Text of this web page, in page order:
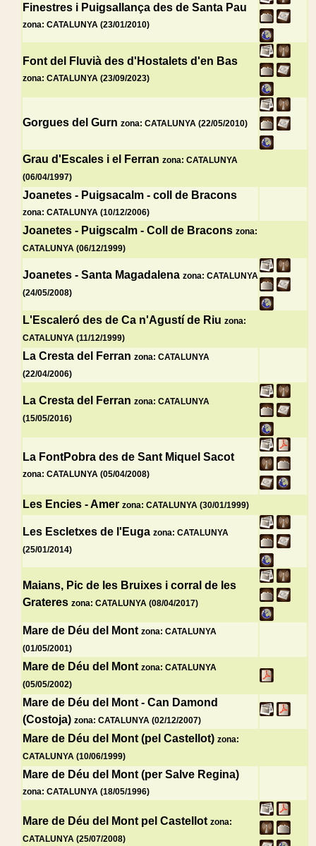
Finestres i Puigsallança des de Santa Pau
zona: CATALUNYA (23/01/2010)
Font del Fluvià des d'Hostalets d'en Bas
zona: CATALUNYA (23/09/2023)
Gorgues del Gurn zona: CATALUNYA (22/05/2010)
Grau d'Escales i el Ferran zona: CATALUNYA
(06/04/1997)
Joanetes - Puigsacalm - coll de Bracons
zona: CATALUNYA (10/12/2006)
Joanetes - Puigscalm - Coll de Bracons zona:
CATALUNYA (06/12/1999)
Joanetes - Santa Magadalena zona: CATALUNYA
(24/05/2008)
L'Escaleró des de Ca n'Agustí de Riu zona:
CATALUNYA (11/12/1999)
La Cresta del Ferran zona: CATALUNYA
(22/04/2006)
La Cresta del Ferran zona: CATALUNYA
(15/05/2016)
La FontPobra des de Sant Miquel Sacot
zona: CATALUNYA (05/04/2008)
Les Encies - Amer zona: CATALUNYA (30/01/1999)
Les Escletxes de l'Euga zona: CATALUNYA
(25/01/2014)
Maians, Pic de les Bruixes i corral de les
Grateres zona: CATALUNYA (08/04/2017)
Mare de Déu del Mont zona: CATALUNYA
(01/05/2001)
Mare de Déu del Mont zona: CATALUNYA
(05/05/2002)
Mare de Déu del Mont - Can Damond
(Costoja) zona: CATALUNYA (02/12/2007)
Mare de Déu del Mont (pel Castellot) zona:
CATALUNYA (10/06/1999)
Mare de Déu del Mont (per Salve Regina)
zona: CATALUNYA (18/05/1996)
Mare de Déu del Mont pel Castellot zona:
CATALUNYA (25/07/2008)